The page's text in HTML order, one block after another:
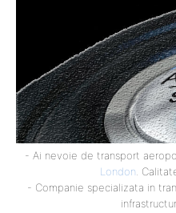
- Ai nevoie de transport
London.
- Companie specializata in